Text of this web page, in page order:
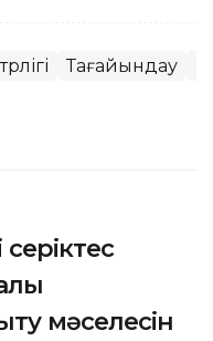
Тағайындау
мәселесін